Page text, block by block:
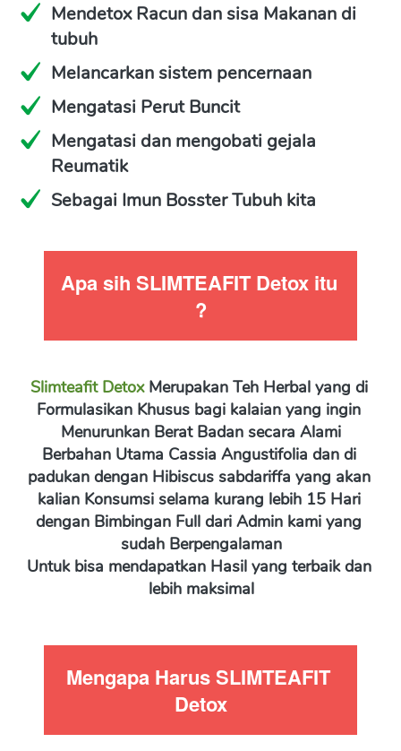
Mendetox Racun dan sisa Makanan di
tubuh
Melancarkan sistem pencernaan
Mengatasi Perut Buncit
Mengatasi dan mengobati gejala
Reumatik
Sebagai Imun Bosster Tubuh kita
Apa sih SLIMTEAFIT Detox itu
?
Slimteafit Detox Merupakan Teh Herbal yang di
Formulasikan Khusus bagi kalaian yang ingin
Menurunkan Berat Badan secara Alami
Berbahan Utama Cassia Angustifolia dan di
padukan dengan Hibiscus sabdariffa yang akan
kalian Konsumsi selama kurang lebih 15 Hari
dengan Bimbingan Full dari Admin kami yang
sudah Berpengalaman
Untuk bisa mendapatkan Hasil yang terbaik dan
lebih maksimal
Mengapa Harus SLIMTEAFIT
Detox